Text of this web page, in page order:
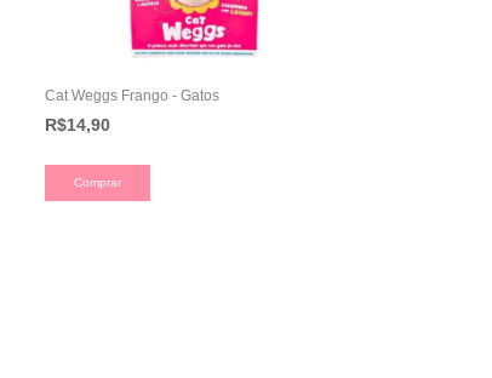
Cat Weggs Frango - Gatos
R$14,90
Comprar